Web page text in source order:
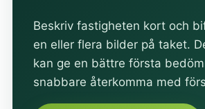
Beskriv fastigheten kort och
en eller flera bilder på taket.
kan ge en bättre första
snabbare återkomma med